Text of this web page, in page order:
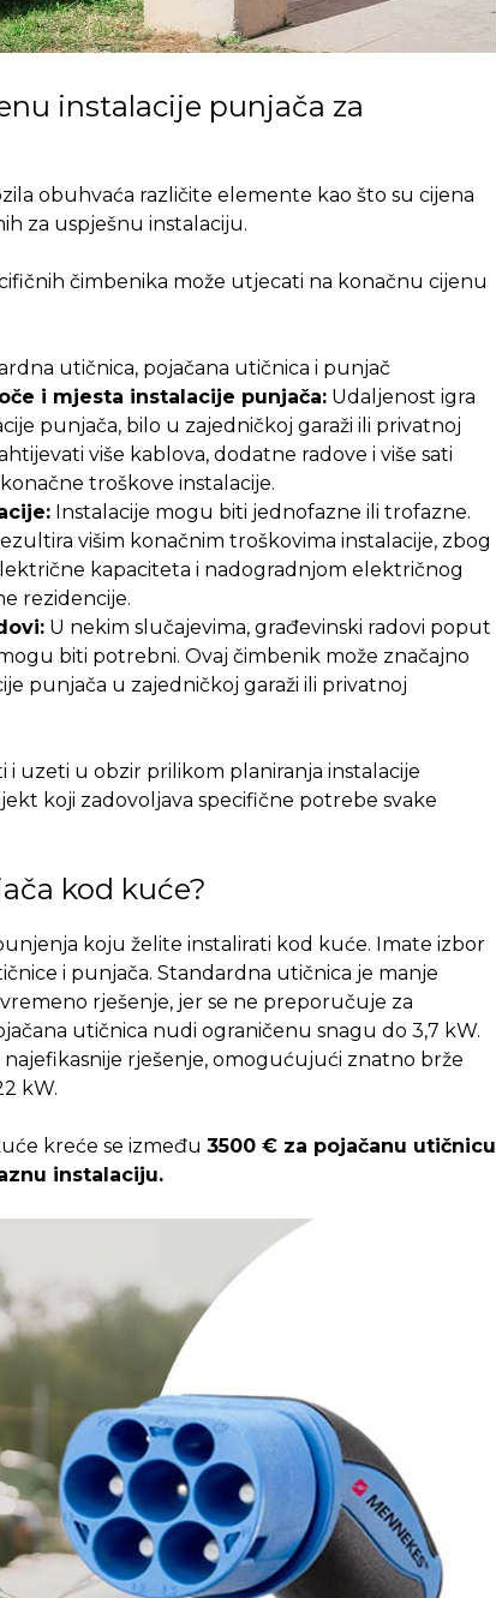
instalacije punjača za
obuhvaća različite elemente kao što su cijena
za uspješnu instalaciju.
čimbenika može utjecati na konačnu cijenu
utičnica, pojačana utičnica i punjač
i mjesta instalacije punjača:Udaljenost igra
punjača, bilo u zajedničkoj garaži ili privatnoj
više kablova, dodatne radove i više sati
troškove instalacije.
Instalacije mogu biti jednofazne ili trofazne.
višim konačnim troškovima instalacije, zbog
kapaciteta i nadogradnjom električnog
rezidencije.
U nekim slučajevima, građevinski radovi poput
biti potrebni. Ovaj čimbenik može značajno
punjača u zajedničkoj garaži ili privatnoj
uzeti u obzir prilikom planiranja instalacije
koji zadovoljava specifične potrebe svake
kod kuće?
koju želite instalirati kod kuće. Imate izbor
i punjača. Standardna utičnica je manje
rješenje, jer se ne preporučuje za
utičnica nudi ograničenu snagu do 3,7 kW.
rješenje, omogućujući znatno brže
kW.
kreće se između 3500 € za pojačanu utičnicu
instalaciju.